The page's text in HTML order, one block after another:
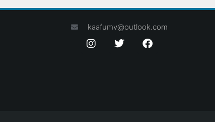
kaafumv@outlook.com